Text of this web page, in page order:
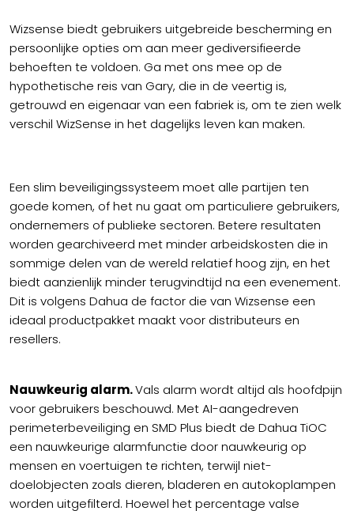
Wizsense biedt gebruikers uitgebreide bescherming en
persoonlijke opties om aan meer gediversifieerde
behoeften te voldoen. Ga met ons mee op de
hypothetische reis van Gary, die in de veertig is,
getrouwd en eigenaar van een fabriek is, om te zien welk
verschil WizSense in het dagelijks leven kan maken.
Een slim beveiligingssysteem moet alle partijen ten
goede komen, of het nu gaat om particuliere gebruikers,
ondernemers of publieke sectoren. Betere resultaten
worden gearchiveerd met minder arbeidskosten die in
sommige delen van de wereld relatief hoog zijn, en het
biedt aanzienlijk minder terugvindtijd na een evenement.
Dit is volgens Dahua de factor die van Wizsense een
ideaal productpakket maakt voor distributeurs en
resellers.
Nauwkeurig alarm.Vals alarm wordt altijd als hoofdpijn
voor gebruikers beschouwd. Met AI-aangedreven
perimeterbeveiliging en SMD Plus biedt de Dahua TiOC
een nauwkeurige alarmfunctie door nauwkeurig op
mensen en voertuigen te richten, terwijl niet-
doelobjecten zoals dieren, bladeren en autokoplampen
worden uitgefilterd. Hoewel het percentage valse